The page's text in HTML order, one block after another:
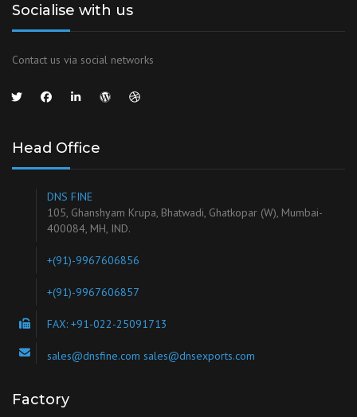
Socialise with us
Contact us via social networks
Head Office
DNS FINE
105, Ghanshyam Krupa, Bhatwadi, Ghatkopar (W), Mumbai-
400084, MH, IND.
+(91)-9967606856
+(91)-9967606857
FAX: +91-022-25091713
sales@dnsfine.com sales@dnsexports.com
Factory